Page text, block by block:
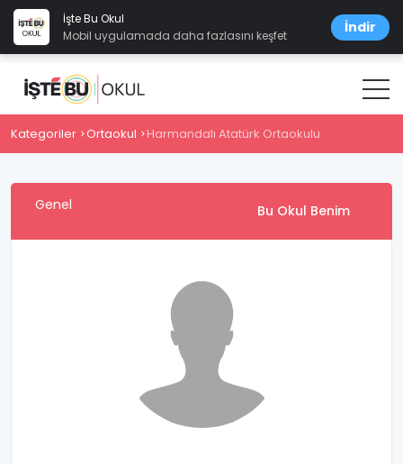
İşte Bu Okul
Mobil uygulamada daha fazlasını keşfet
İndir
Kategoriler Ortaokul Harmandalı Atatürk Ortaokulu
Genel Bu Okul Benim